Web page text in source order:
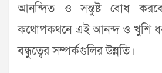
আনন্দিত ও সন্তুষ্ট বোধ
কথোপকথনে এই আনন্দ ও খুশি
বন্ধুত্বের সম্পর্কগুলির উন্নতি।